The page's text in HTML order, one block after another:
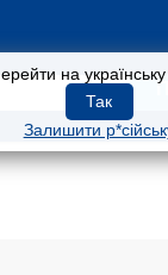
на
Так
Залишити